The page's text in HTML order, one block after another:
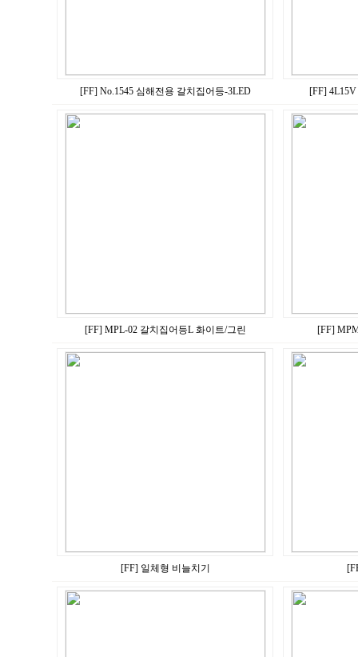
[FF] No.1545 심해전용 갈치집어등-3LED [FF]
[FF] MPL-02 갈치집어등L 화이트/그린 [FF]
[FF] 일체형 비늘치기